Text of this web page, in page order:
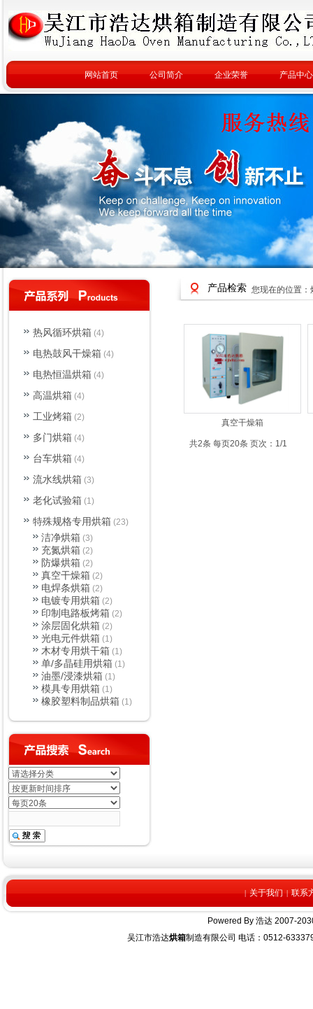
网站首页 公司简介 企业荣誉 产品中心
热风循环烘箱 (4)
电热鼓风干燥箱 (4)
电热恒温烘箱 (4)
高温烘箱 (4)
工业烤箱 (2)
多门烘箱 (4)
台车烘箱 (4)
流水线烘箱 (3)
老化试验箱 (1)
特殊规格专用烘箱 (23)
洁净烘箱 (3)
充氮烘箱 (2)
防爆烘箱 (2)
真空干燥箱 (2)
电焊条烘箱 (2)
电镀专用烘箱 (2)
印制电路板烤箱 (2)
涂层固化烘箱 (2)
光电元件烘箱 (1)
木材专用烘干箱 (1)
单/多晶硅用烘箱 (1)
油墨/浸漆烘箱 (1)
模具专用烘箱 (1)
橡胶塑料制品烘箱 (1)
真空干燥箱
共2条 每页20条 页次：1/1
产品检索 您现在的位置：
|关于我们 |联系
Powered By 浩达 2007-
吴江市浩达烘箱制造有限公司 电话：0512-